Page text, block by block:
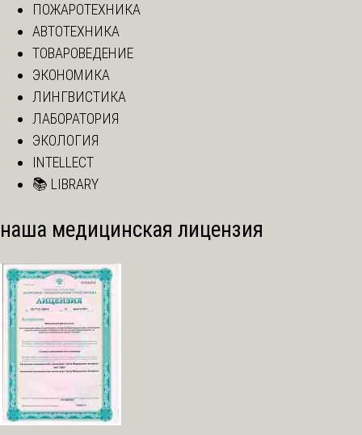
ПОЖАРОТЕХНИКА
АВТОТЕХНИКА
ТОВАРОВЕДЕНИЕ
ЭКОНОМИКА
ЛИНГВИСТИКА
ЛАБОРАТОРИЯ
ЭКОЛОГИЯ
INTELLECT
📚 LIBRARY
наша медицинская лицензия